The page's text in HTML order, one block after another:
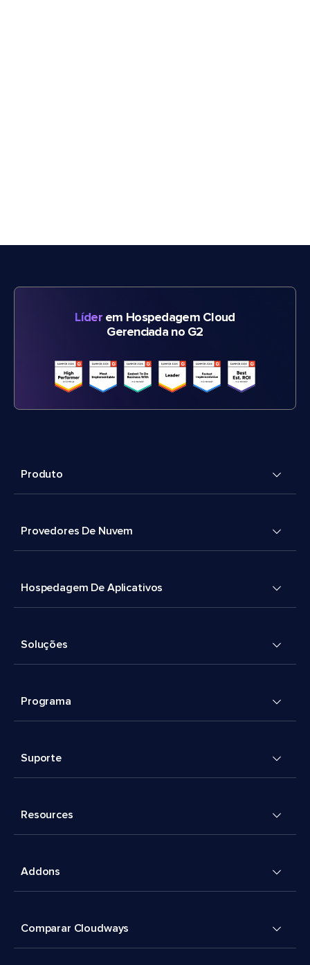
Líderem Hospedagem Cloud
Gerenciada no G2
Produto
Provedores De Nuvem
Hospedagem De Aplicativos
Soluções
Programa
Suporte
Resources
Addons
Comparar Cloudways